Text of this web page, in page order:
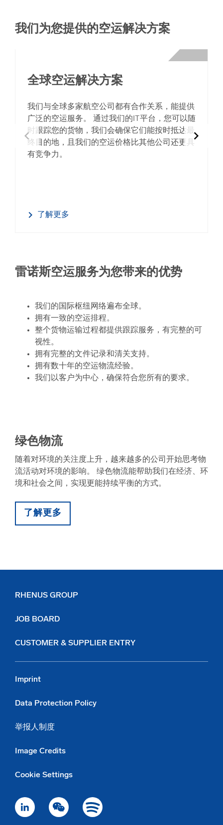
我们为您提供的空运解决方案
chevron_left chevron_right
全球空运解决方案
我们与全球多家航空公司都有合作关系，能提供
广泛的空运服务。 通过我们的IT平台，您可以随
时跟踪您的货物，我们会确保它们能按时抵达最
终目的地，且我们的空运价格比其他公司还更具
有竞争力。
了解更多
雷诺斯空运服务为您带来的优势
我们的国际枢纽网络遍布全球。
拥有一致的空运排程。
整个货物运输过程都提供跟踪服务，有完整的可
视性。
拥有完整的文件记录和清关支持。
拥有数十年的空运物流经验。
我们以客户为中心，确保符合您所有的要求。
绿色物流
随着对环境的关注度上升，越来越多的公司开始思考物
流活动对环境的影响。 绿色物流能帮助我们在经济、环
境和社会之间，实现更能持续平衡的方式。
了解更多
RHENUS GROUP
JOB BOARD
CUSTOMER & SUPPLIER ENTRY
Imprint
Data Protection Policy
举报人制度
Image Credits
Cookie Settings